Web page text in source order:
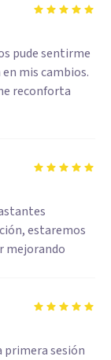
pude sentirme
mis cambios.
reconforta
estaremos
mejorando
primera sesión